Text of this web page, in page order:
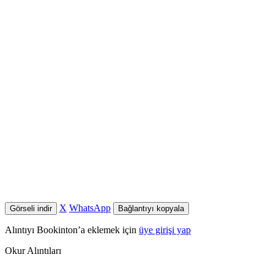
Görseli indir X WhatsApp Bağlantıyı kopyala
Alıntıyı Bookinton’a eklemek için üye girişi yap
Okur Alıntıları